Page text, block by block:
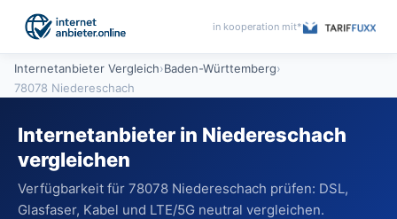
in kooperation mit*
Internetanbieter Vergleich›Baden-Württemberg›
78078 Niedereschach
Internetanbieter in Niedereschach
vergleichen
Verfügbarkeit für 78078 Niedereschach prüfen: DSL,
Glasfaser, Kabel und LTE/5G neutral vergleichen.